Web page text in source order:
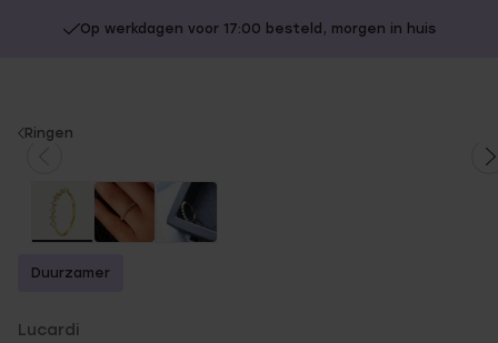
Op werkdagen voor 17:00 besteld, morgen in huis
You
here:
Ringen
Duurzamer
Lucardi